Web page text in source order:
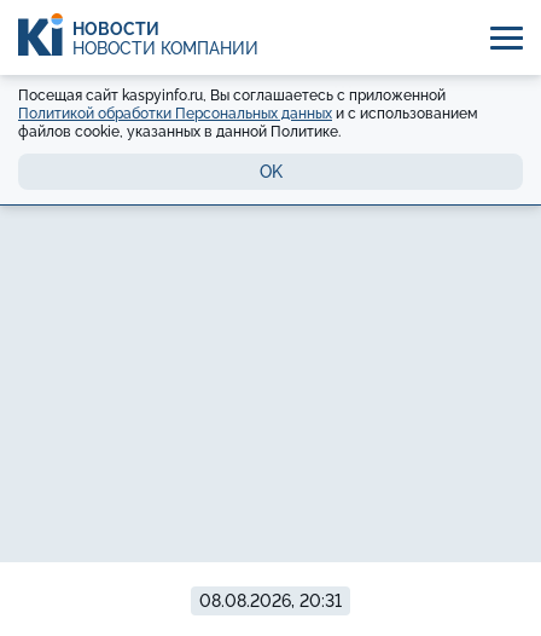
НОВОСТИ
НОВОСТИ КОМПАНИЙ
Посещая сайт kaspyinfo.ru, Вы соглашаетесь с приложенной
Политикой обработки Персональных данных и с использованием
файлов cookie, указанных в данной Политике.
OK
08.08.2026, 20:31